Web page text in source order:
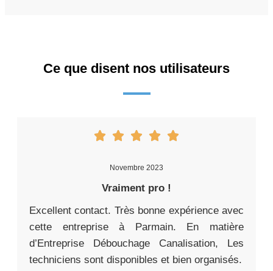
Ce que disent nos utilisateurs
Novembre 2023
Vraiment pro !
Excellent contact. Très bonne expérience avec
cette entreprise à Parmain. En matière
d’Entreprise Débouchage Canalisation, Les
techniciens sont disponibles et bien organisés.